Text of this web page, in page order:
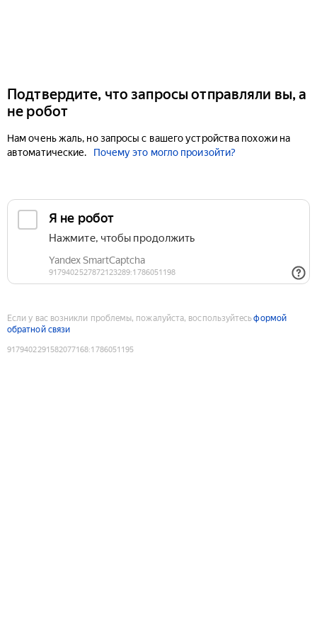
Подтвердите, что запросы отправляли вы, а
не робот
Нам очень жаль, но запросы с вашего устройства похожи на
автоматические.
Почему это могло произойти?
Если у вас возникли проблемы, пожалуйста, воспользуйтесьформой
обратной связи
9179402291582077168:1786051195